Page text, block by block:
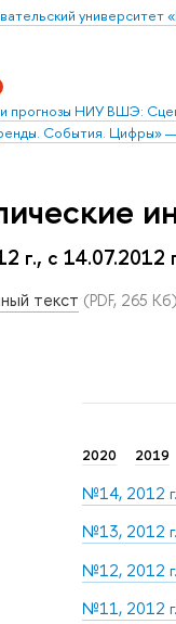
университет
прогнозы НИУ ВШЭ:
События. Цифры»
г., с 14.07.2012
текст (PDF, 265 Кб)
2020 2019
№14, 2012
№13, 2012
№12, 2012
№11, 2012